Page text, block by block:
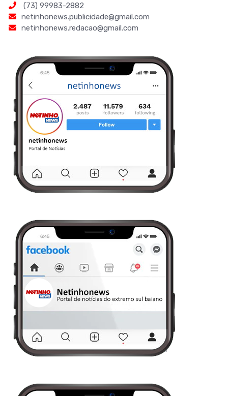
(73) 99983-2882
netinhonews.publicidade@gmail.com
netinhonews.redacao@gmail.com